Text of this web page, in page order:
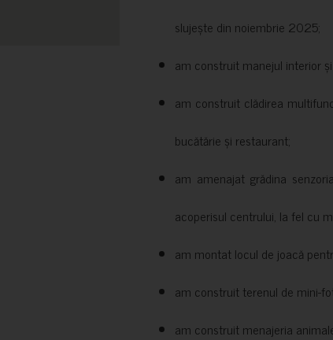
slujește din noiembrie 2025;
am construit manejul interior
am construit clădirea
bucătărie și restaurant;
am amenajat grădina
acoperisul centrului, la fel cu
am montat locul de joacă
am construit terenul de mini-
am construit menajeria